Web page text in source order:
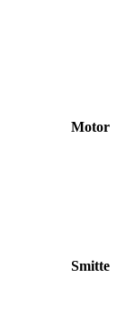
Motor
Smitte